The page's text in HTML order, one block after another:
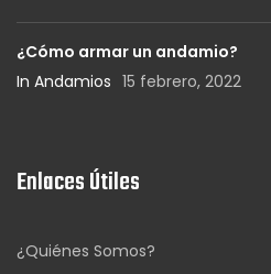
¿Cómo armar un andamio?
In Andamios 15 febrero, 2022
Enlaces Útiles
¿Quiénes Somos?